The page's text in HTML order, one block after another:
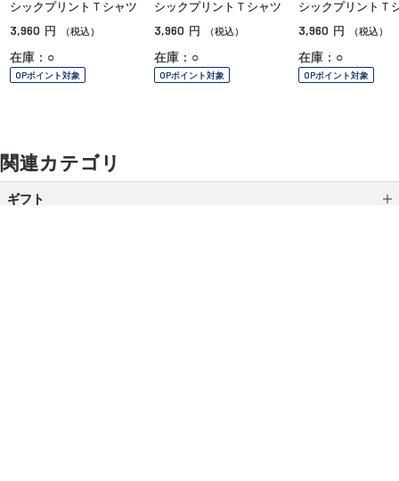
シックプリントＴシャツ
3,960 円 （税込）
在庫：○
OPポイント対象
シックプリントＴシャツ
3,960 円 （税込）
在庫：○
OPポイント対象
シックプリントＴ
3,960 円 （税込）
在庫：○
OPポイント対象
関連カテゴリ
ギフト